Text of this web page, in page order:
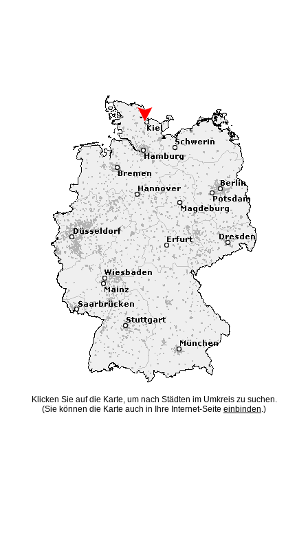
Klicken Sie auf die Karte, um nach Städten im Umkreis zu suchen.
(Sie können die Karte auch in Ihre Internet-Seite einbinden.)